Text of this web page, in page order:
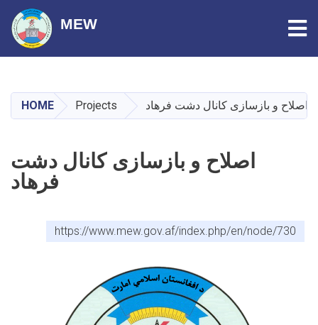
main
content
MEW
HOME Projects اصلاح و بازسازی کانال دشت فرهاد
اصلاح و بازسازی کانال دشت
فرهاد
https://www.mew.gov.af/index.php/en/node/730